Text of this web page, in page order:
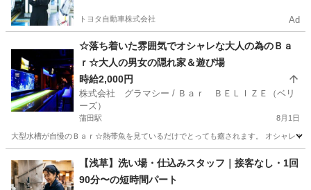
トヨタ自動車株式会社 Ad
☆落ち着いた雰囲気でオシャレな大人の為のＢａ
ｒ☆大人の男女の隠れ家＆遊び場
時給2,000円
株式会社 グラマシー / Ｂａｒ ＢＥＬＩＺＥ（ベリ
ーズ）
蒲田駅 8月1日
大型水槽が自慢のＢａｒ☆熱帯魚を見ているだけでとっても癒されます。 オシャレで
蒲田駅 その他 大人
【浅草】洗い場・仕込みスタッフ｜接客なし・1回
90分〜の短時間パート